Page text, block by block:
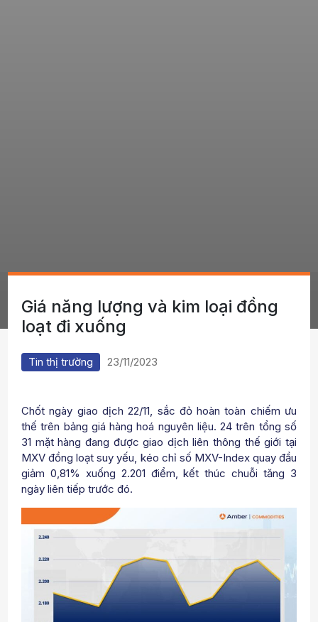
Giá năng lượng và kim loại đồng
loạt đi xuống
Tin thị trường 23/11/2023
Chốt ngày giao dịch 22/11, sắc đỏ hoàn toàn chiếm ưu
thế trên bảng giá hàng hoá nguyên liệu. 24 trên tổng số
31 mặt hàng đang được giao dịch liên thông thế giới tại
MXV đồng loạt suy yếu, kéo chỉ số MXV-Index quay đầu
giảm 0,81% xuống 2.201 điểm, kết thúc chuỗi tăng 3
ngày liên tiếp trước đó.